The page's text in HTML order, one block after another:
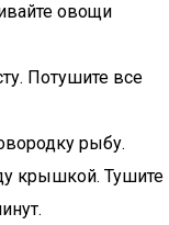
овощи
Потушите все
рыбу.
крышкой. Тушите